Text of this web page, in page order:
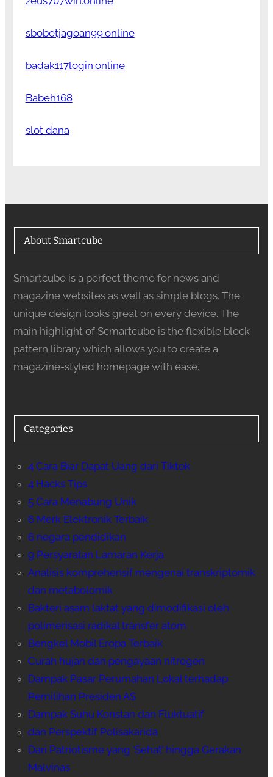
sbobetjagoan99.online
badak117login.online
Babeh168
slot dana
About Smartcube
Smartcube is a perfect theme for news and
magazine websites as well as simple blogs. The
unique design looks great on every device. The
main highlight of Scmartcube is the flexible block
pattern library which allows you to create a
magazine-styled homepage with ease.
Categories
4 Cara Biar Dapat Uang dari Tiktok
4 Hacks Tips
5 Cara Menabung Unik
6 Merk Elektronik Terbaik
6 negara pendidikan
9 Persyaratan Lamaran Kerja
Analisis komprehensif mengenai transkriptomik
dan metabolomik
Bakteri asam laktat yang dimodifikasi oleh
polimerisasi radikal transfer atom
Bengkel Mobil Eropa Terbaik
Curah hujan dan pengayaan nitrogen
Dampak Pasar Perumahan Lokal terhadap
Pemilihan Presiden AS
Dampak Suhu Konstan dan Fluktuatif
dan Perspektif Polisakarida
Dari Patriotisme yang ‘Sehat’ hingga Gerakan
Malvinas